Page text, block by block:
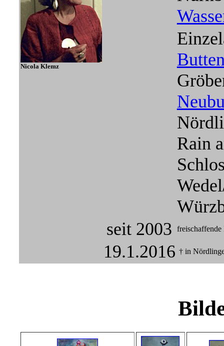
Nicola Klemz
Rain
seit 2003
19.1.2016 † in